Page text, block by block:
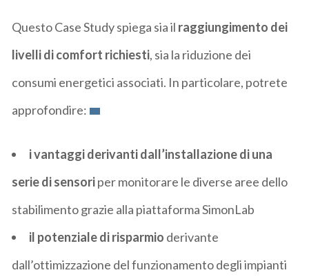
Questo Case Study spiega sia il raggiungimento dei
livelli di comfort richiesti, sia la riduzione dei
consumi energetici associati. In particolare, potrete
approfondire:
i vantaggi derivanti dall’installazione di una
serie di sensoriper monitorare le diverse aree dello
stabilimento grazie alla piattaforma SimonLab
il potenziale di risparmio derivante
dall’ottimizzazione del funzionamento degli impianti